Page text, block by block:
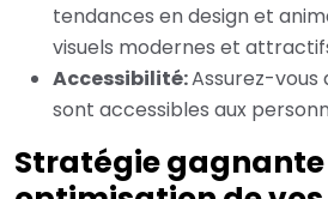
tendances en design et
visuels modernes et
Accessibilité:Assurez-vous
sont accessibles aux
Stratégie gagnante